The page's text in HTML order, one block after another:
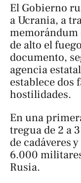
El Gobierno
a Ucrania, a
memorándum
de alto el
documento,
agencia
establece dos
hostilidades.
En una
tregua de 2 a
de cadáveres
6.000
Rusia.